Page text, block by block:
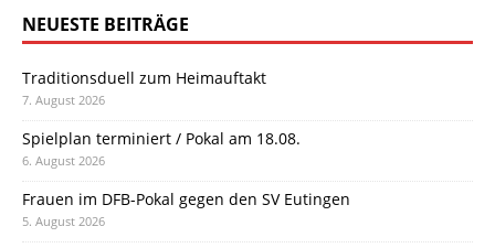
NEUESTE BEITRÄGE
Traditionsduell zum Heimauftakt
7. August 2026
Spielplan terminiert / Pokal am 18.08.
6. August 2026
Frauen im DFB-Pokal gegen den SV Eutingen
5. August 2026